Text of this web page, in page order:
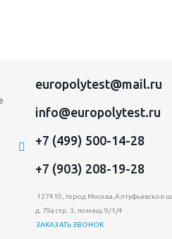
europolytest@mail.ru
info@europolytest.ru
+7 (499) 500-14-28
+7 (903) 208-19-28
127410, город Москва,Алтуфьевское ш,
д. 79а стр. 3, помещ. 9/1/4
ЗАКАЗАТЬ ЗВОНОК